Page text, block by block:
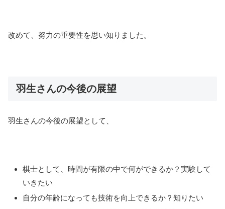
改めて、努力の重要性を思い知りました。
羽生さんの今後の展望
羽生さんの今後の展望として、
棋士として、時間が有限の中で何ができるか？実験して
いきたい
自分の年齢になっても技術を向上できるか？知りたい